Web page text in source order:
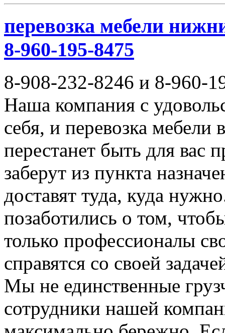
перевозка мебели
8-960-195-8475
8-908-232-8246 и 8-960-
Наша компания с
себя, и перевозка
перестанет быть для вас
заберут из пункта
доставят туда, куда
позаботились о том,
только профессионалы
справятся со своей
Мы не единственные
сотрудники нашей